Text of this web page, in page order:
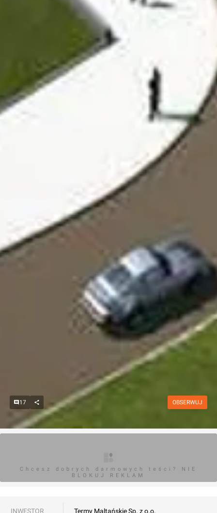
17 OBSERWUJ
Chcesz dobrych darmowych teści? NIE
BLOKUJ REKLAM
INWESTOR Termy Maltańskie Sp. z o.o.